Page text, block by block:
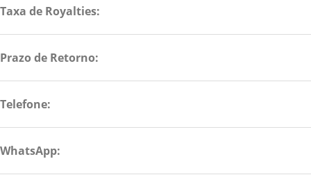
Taxa de Royalties:
Prazo de Retorno:
Telefone:
WhatsApp: